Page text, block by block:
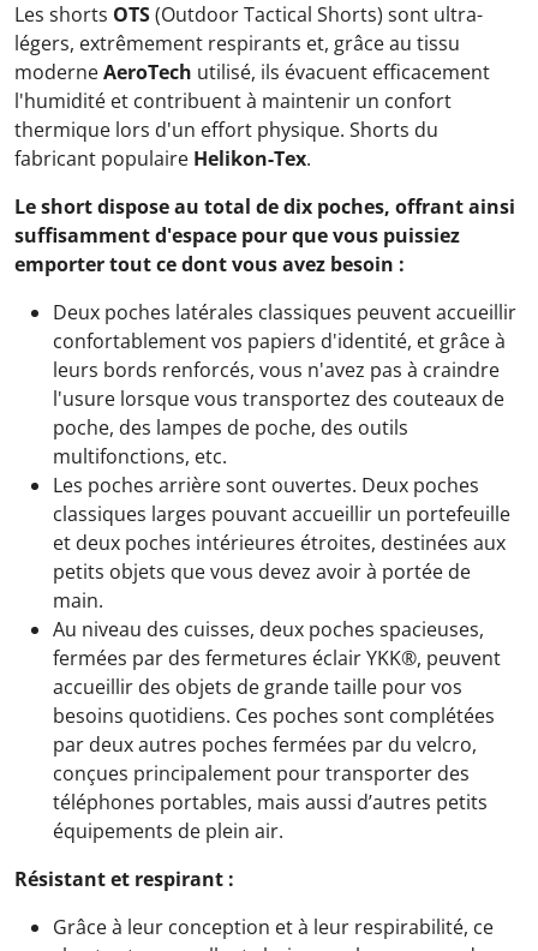
Les shorts OTS(Outdoor Tactical Shorts) sont ultra-
légers, extrêmement respirants et, grâce au tissu
moderneAeroTech utilisé, ils évacuent efficacement
l'humidité et contribuent à maintenir un confort
thermique lors d'un effort physique. Shorts du
fabricant populaire Helikon-Tex.
Le short dispose au total de dix poches, offrant ainsi
suffisamment d'espace pour que vous puissiez
emporter tout ce dont vous avez besoin :
Deux poches latérales classiques peuvent accueillir
confortablement vos papiers d'identité, et grâce à
leurs bords renforcés, vous n'avez pas à craindre
l'usure lorsque vous transportez des couteaux de
poche, des lampes de poche, des outils
multifonctions, etc.
Les poches arrière sont ouvertes. Deux poches
classiques larges pouvant accueillir un portefeuille
et deux poches intérieures étroites, destinées aux
petits objets que vous devez avoir à portée de
main.
Au niveau des cuisses, deux poches spacieuses,
fermées par des fermetures éclair YKK®, peuvent
accueillir des objets de grande taille pour vos
besoins quotidiens. Ces poches sont complétées
par deux autres poches fermées par du velcro,
conçues principalement pour transporter des
téléphones portables, mais aussi d’autres petits
équipements de plein air.
Résistant et respirant :
Grâce à leur conception et à leur respirabilité, ce